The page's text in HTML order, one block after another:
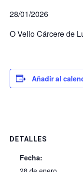
28/01/2026
O Vello Cárcere de
Añadir al
DETALLES
Fecha: